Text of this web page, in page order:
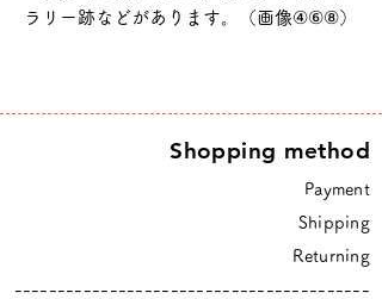
ラリー跡などがあります。（画像④⑥⑧）
Shopping method
Payment
Shipping
Returning
-----------------------------------------